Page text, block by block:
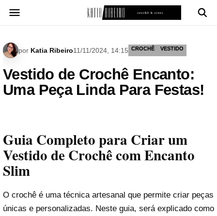
para
por Katia Ribeiro11/11/2024, 14:15 CROCHÊ VESTIDO
Vestido de Crochê Encanto:
Uma Peça Linda Para Festas!
Guia Completo para Criar um
Vestido de Crochê com Encanto
Slim
O crochê é uma técnica artesanal que permite criar peças
únicas e personalizadas. Neste guia, será explicado como